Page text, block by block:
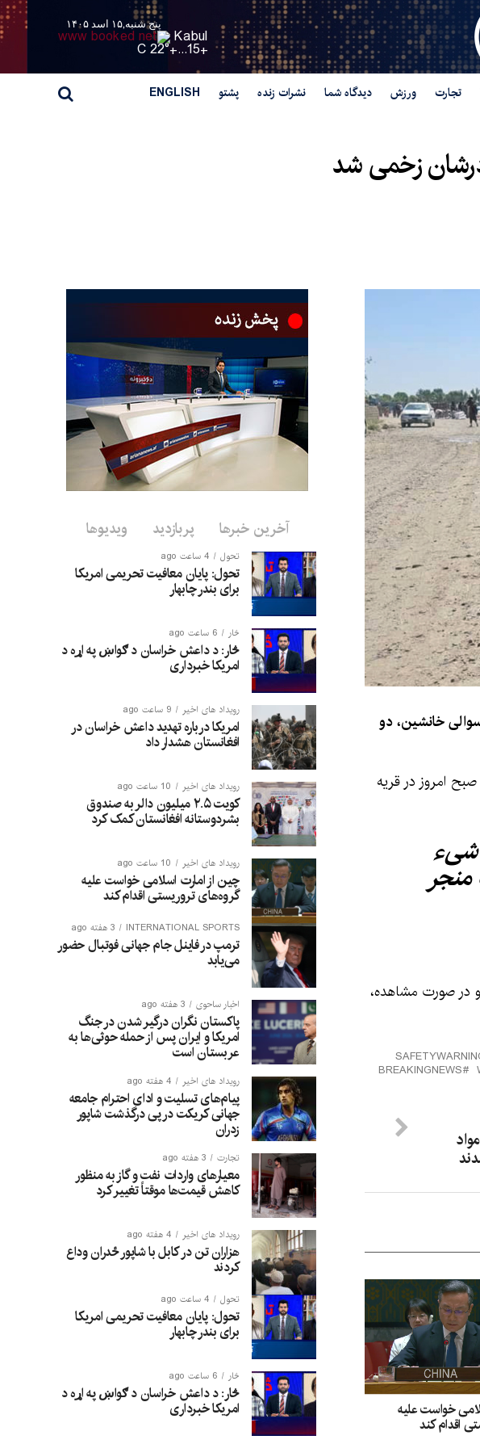
پنج شنبه,۱۵ اسد ۱۴۰۵
Kabul
+
15...
+
22° C
تجارت ورزش دیدگاه شما نشرات زنده پشتو ENGLISH
زخمی شد
خانشین، دو
نصیر احمد مهاجر، سخنگوی قوماندانی امنیه هلمند گفته است این رویداد حوالی ساعت ۹ صبح امروز در قریه
شیء
منجر
در صورت مشاهده،
BREAKINGNEWS
مواد
خواست علیه
اقدام کند
آخرین خبرها پربازدید ویدیوها
تحول 4 ساعت ago
تحول: پایان معافیت تحریمی امریکا
برای بندر چابهار
څار 6 ساعت ago
څار: د داعش خراسان د ګواښ په اړه د
امریکا خبرداری
رویداد های اخیر 9 ساعت ago
امریکا درباره تهدید داعش خراسان در
افغانستان هشدار داد
رویداد های اخیر 10 ساعت ago
کویت ۲.۵ میلیون دالر به صندوق
بشردوستانه افغانستان کمک کرد
رویداد های اخیر 10 ساعت ago
چین از امارت اسلامی خواست علیه
گروه‌های تروریستی اقدام کند
INTERNATIONAL SPORTS 3 هفته ago
ترمپ در فاینل جام جهانی فوتبال حضور
می‌یابد
اخبار ساحوی 3 هفته ago
پاکستان نگران درگیر شدن در جنگ
امریکا و ایران پس از حمله حوثی‌ها به
عربستان است
رویداد های اخیر 4 هفته ago
پیام‌های تسلیت و ادای احترام جامعه
جهانی کریکت در پی درگذشت شاپور
زدران
تجارت 3 هفته ago
معیارهای واردات نفت و گاز به منظور
کاهش قیمت‌ها موقتاً تغییر کرد
رویداد های اخیر 4 هفته ago
هزاران تن در کابل با شاپور ځدران وداع
کردند
تحول 4 ساعت ago
تحول: پایان معافیت تحریمی امریکا
برای بندر چابهار
څار 6 ساعت ago
څار: د داعش خراسان د ګواښ په اړه د
امریکا خبرداری